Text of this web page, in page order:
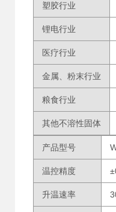
塑胶行业
锂电行业
医疗行业
金属、粉末行业
粮食行业
其他不溶性固体
产品型号
温控精度
升温速率